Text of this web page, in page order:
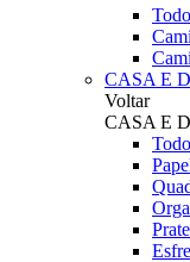
CASA E
Voltar
CASA E